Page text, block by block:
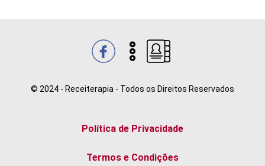
© 2024 - Receiterapia - Todos os Direitos Reservados
Termos e Condições
Política de Privacidade